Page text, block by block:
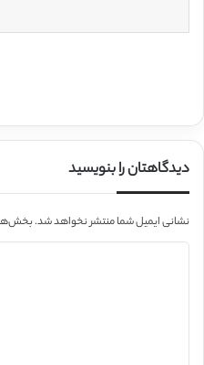
دیدگاهتان را بنویسید
نشانی ایمیل شما منتشر نخواهد شد.